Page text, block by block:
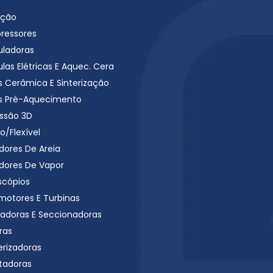
Elétricas E Aquec. Cera
Cerâmica E Sinterização
Pré-Aquecimento
3D
Flexível
De Areia
De Vapor
E Turbinas
E Seccionadoras